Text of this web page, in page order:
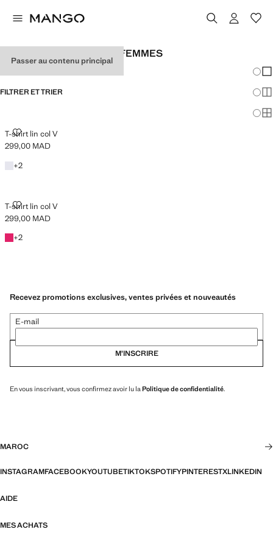
Passer au contenu principal
CHEMISES EN LIN POUR FEMMES
FILTRER ET TRIER
T-shirt lin col V
T-SHIRT LIN COL V
Prix actuel [299,00 MAD ]
299,00 MAD
Blanc
+2
+2 couleurs
T-shirt lin col V
T-SHIRT LIN COL V
Prix actuel [299,00 MAD ]
299,00 MAD
Fuchsia
+2
+2 couleurs
Recevez promotions exclusives, ventes privées et nouveautés
E-mail
M’INSCRIRE
En vous inscrivant, vous confirmez avoir lu la Politique de confidentialité.
MAROC
INSTAGRAMFACEBOOKYOUTUBETIKTOKSPOTIFYPINTERESTXLINKEDIN
AIDE
MES ACHATS